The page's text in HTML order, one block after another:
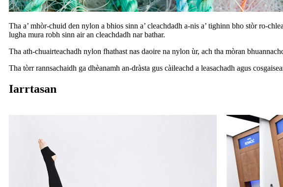
Tha a’ mhòr-chuid den nylon a bhios sinn a’ cleachdadh a-nis a’ tighinn bho stòr ro-
lugha mura robh sinn air an cleachdadh nar bathar.
Tha ath-chuairteachadh nylon fhathast nas daoire na nylon ùr, ach tha mòran
Tha tòrr rannsachaidh ga dhèanamh an-dràsta gus càileachd a leasachadh agus
Iarrtasan